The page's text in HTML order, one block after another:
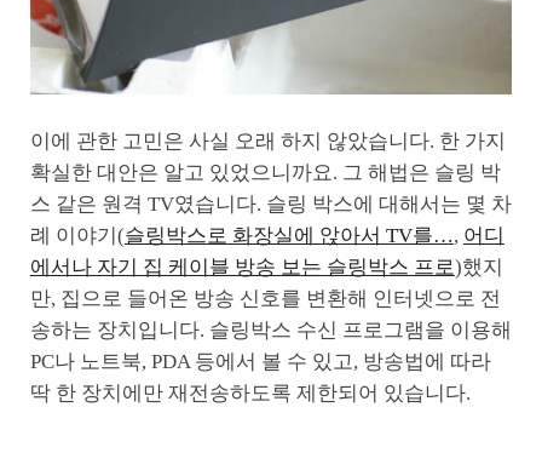
이에 관한 고민은 사실 오래 하지 않았습니다. 한 가지
확실한 대안은 알고 있었으니까요. 그 해법은 슬링 박
스 같은 원격 TV였습니다. 슬링 박스에 대해서는 몇 차
례 이야기(슬링박스로 화장실에 앉아서 TV를…, 어디
에서나 자기 집 케이블 방송 보는 슬링박스 프로)했지
만, 집으로 들어온 방송 신호를 변환해 인터넷으로 전
송하는 장치입니다. 슬링박스 수신 프로그램을 이용해
PC나 노트북, PDA 등에서 볼 수 있고, 방송법에 따라
딱 한 장치에만 재전송하도록 제한되어 있습니다.